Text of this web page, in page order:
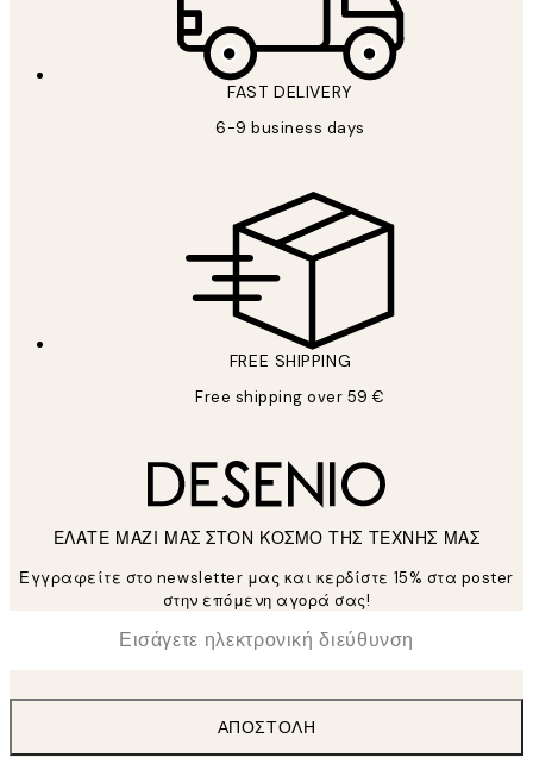
FAST DELIVERY
6-9 business days
FREE SHIPPING
Free shipping over 59 €
ΕΛΑΤΕ ΜΑΖΙ ΜΑΣ ΣΤΟΝ ΚΟΣΜΟ ΤΗΣ ΤΕΧΝΗΣ ΜΑΣ
Εγγραφείτε στο newsletter μας και κερδίστε 15% στα poster
στην επόμενη αγορά σας!
Ηλεκτρονική Διεύθυνση
ΑΠΟΣΤΟΛΉ